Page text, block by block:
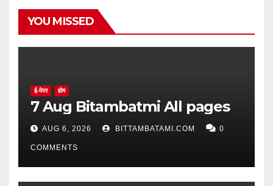
YOU MISSED
ई-पेपर होम
7 Aug Bitambatmi All pages
AUG 6, 2026 BITTAMBATAMI.COM 0
COMMENTS